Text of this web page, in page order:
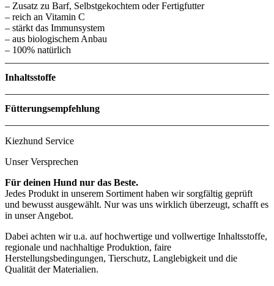
– Zusatz zu Barf, Selbstgekochtem oder Fertigfutter
– reich an Vitamin C
– stärkt das Immunsystem
– aus biologischem Anbau
– 100% natürlich
Inhaltsstoffe
Menge
Fütterungsempfehlung
1 gehäufter Teelöffel / 20 kg Hund / Tag
(= ca. 4,5 g)
Kiezhund Service
Unser Versprechen
Für deinen Hund nur das Beste.
Jedes Produkt in unserem Sortiment haben wir sorgfältig geprüft
und bewusst ausgewählt. Nur was uns wirklich überzeugt, schafft es
in unser Angebot.
Dabei achten wir u.a. auf hochwertige und vollwertige Inhaltsstoffe,
regionale und nachhaltige Produktion, faire
Herstellungsbedingungen, Tierschutz, Langlebigkeit und die
Qualität der Materialien.